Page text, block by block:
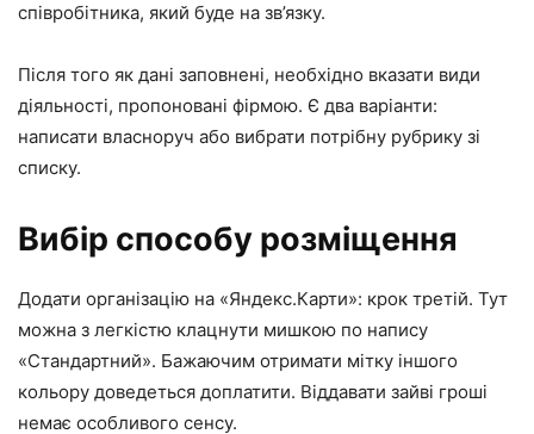
співробітника, який буде на зв’язку.
Після того як дані заповнені, необхідно вказати види
діяльності, пропоновані фірмою. Є два варіанти:
написати власноруч або вибрати потрібну рубрику зі
списку.
Вибір способу розміщення
Додати організацію на «Яндекс.Карти»: крок третій. Тут
можна з легкістю клацнути мишкою по напису
«Стандартний». Бажаючим отримати мітку іншого
кольору доведеться доплатити. Віддавати зайві гроші
немає особливого сенсу.